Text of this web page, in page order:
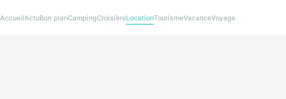
AccueilActuBon planCampingCroisièreLocationTourismeVacanceVoyage